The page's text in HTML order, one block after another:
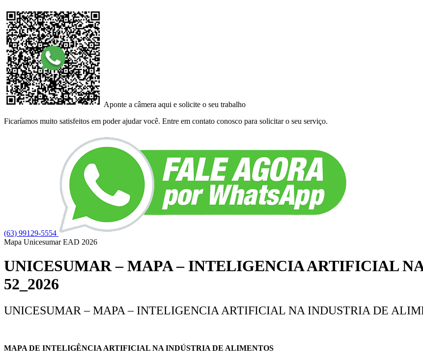
Aponte a câmera aqui e solicite o seu trabalho
Ficaríamos muito satisfeitos em poder ajudar você. Entre em contato conosco para solicitar o seu serviço.
(63) 99129-5554
Mapa Unicesumar EAD 2026
UNICESUMAR – MAPA – INTELIGENCIA ARTIFICIAL
52_2026
UNICESUMAR – MAPA – INTELIGENCIA ARTIFICIAL NA INDUSTRIA DE
MAPA DE INTELIGÊNCIA ARTIFICIAL NA INDÚSTRIA DE ALIMENTOS